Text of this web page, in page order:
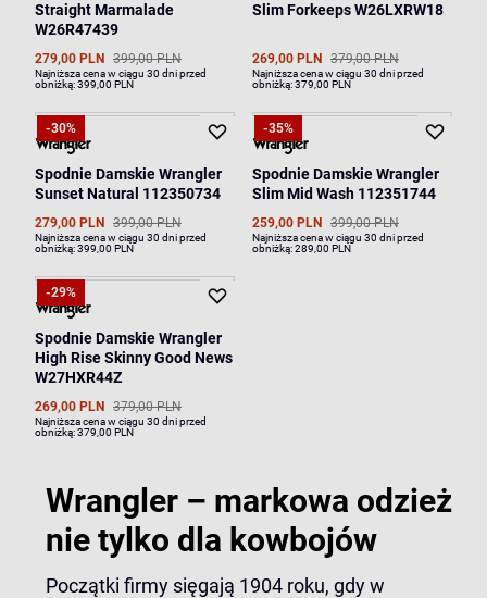
Straight Marmalade
W26R47439
279,00 PLN 399,00 PLN
Najniższa cena w ciągu 30 dni przed
obniżką:399,00 PLN
Slim Forkeeps W26LXRW18
269,00 PLN 379,00 PLN
Najniższa cena w ciągu 30 dni przed
obniżką:379,00 PLN
-30%
Spodnie Damskie Wrangler
Sunset Natural 112350734
279,00 PLN 399,00 PLN
Najniższa cena w ciągu 30 dni przed
obniżką:399,00 PLN
-35%
Spodnie Damskie Wrangler
Slim Mid Wash 112351744
259,00 PLN 399,00 PLN
Najniższa cena w ciągu 30 dni przed
obniżką:289,00 PLN
-29%
Spodnie Damskie Wrangler
High Rise Skinny Good News
W27HXR44Z
269,00 PLN 379,00 PLN
Najniższa cena w ciągu 30 dni przed
obniżką:379,00 PLN
Wrangler – markowa odzież
nie tylko dla kowbojów
Początki firmy sięgają 1904 roku, gdy w